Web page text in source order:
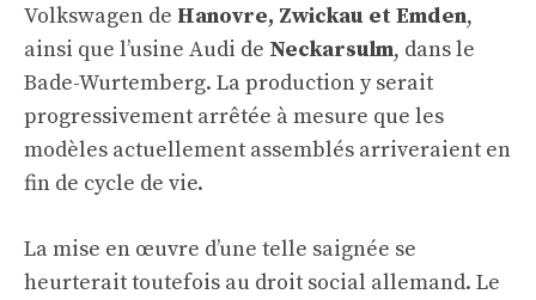
Volkswagen de Hanovre, Zwickau et Emden,
ainsi que l’usine Audi de Neckarsulm, dans le
Bade-Wurtemberg. La production y serait
progressivement arrêtée à mesure que les
modèles actuellement assemblés arriveraient en
fin de cycle de vie.
La mise en œuvre d’une telle saignée se
heurterait toutefois au droit social allemand. Le